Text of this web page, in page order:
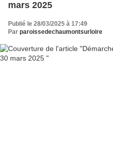
mars 2025
Publié le 28/03/2025 à 17:49
Par paroissedechaumontsurloire